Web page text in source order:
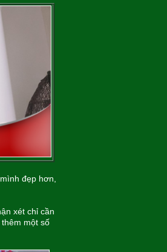
đẹp hơn,
xét chỉ cần
một số